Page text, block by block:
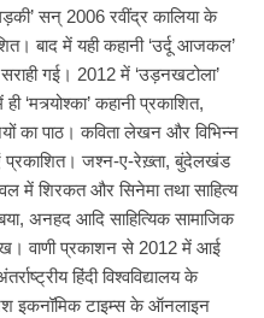
सन् 2006 रवींद्र कालिया के
बाद में यही कहानी ‘उर्दू आजकल’
गई। 2012 में ‘उड़नखटोला’
‘मत्र्योश्का’ कहानी प्रकाशित,
का पाठ। कविता लेखन और विभिन्न
प्रकाशित। जश्न-ए-रेख़्ता, बुंदेलखंड
में शिरकत और सिनेमा तथा साहित्य
अनहद आदि साहित्यिक सामाजिक
वाणी प्रकाशन से 2012 में आई
हिंदी विश्वविद्यालय के
इकनॉमिक टाइम्स के ऑनलाइन